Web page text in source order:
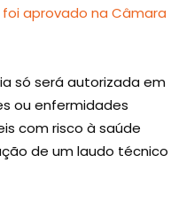
aprovado na Câmara
só será autorizada em
ou enfermidades
com risco à saúde
de um laudo técnico